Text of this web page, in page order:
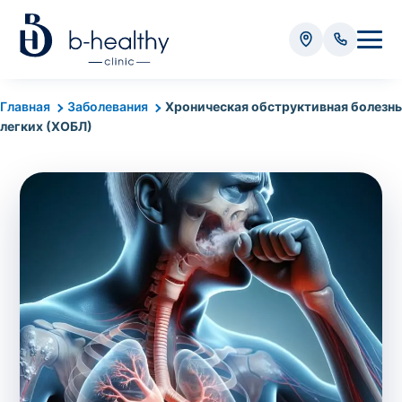
Главная Заболевания
Хроническая обструктивная болезнь
легких (ХОБЛ)
Анализы
* Оплачивается дополнительно (в зависимости от вида
Стоимость забора крови - 50 грн
Стоимость забора биоматериала (кроме
крови) – от 35 грн
Итого: 0
Попередній запис на дослідження не